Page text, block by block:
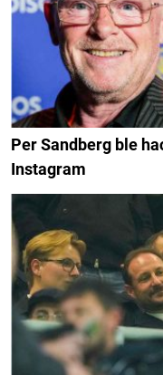
Per Sandberg ble
Instagram